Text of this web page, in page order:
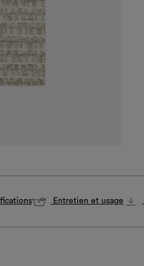
Entretien et usage